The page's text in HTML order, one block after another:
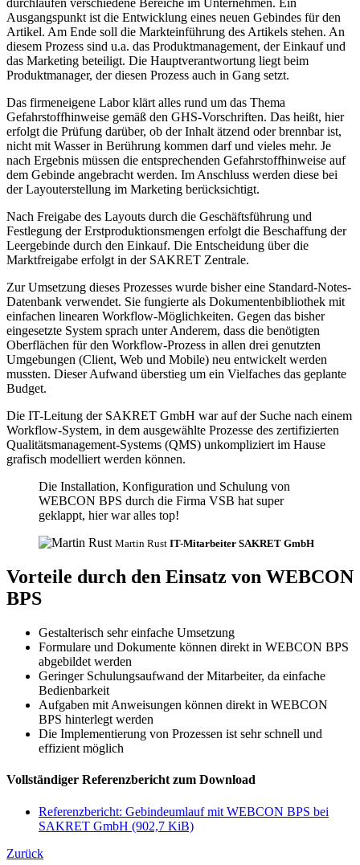
durchlaufen verschiedene Bereiche im Unternehmen. Ein
Ausgangspunkt ist die Entwicklung eines neuen Gebindes für den
Artikel. Am Ende soll die Markteinführung des Artikels stehen. An
diesem Prozess sind u.a. das Produktmanagement, der Einkauf und
das Marketing beteiligt. Die Hauptverantwortung liegt beim
Produktmanager, der diesen Prozess auch in Gang setzt.
Das firmeneigene Labor klärt alles rund um das Thema
Gefahrstoffhinweise gemäß den GHS-Vorschriften. Das heißt, hier
erfolgt die Prüfung darüber, ob der Inhalt ätzend oder brennbar ist,
nicht mit Wasser in Berührung kommen darf und vieles mehr. Je
nach Ergebnis müssen die entsprechenden Gefahrstoffhinweise auf
dem Gebinde angebracht werden. Im Anschluss werden diese bei
der Layouterstellung im Marketing berücksichtigt.
Nach Freigabe des Layouts durch die Geschäftsführung und
Festlegung der Erstproduktionsmengen erfolgt die Beschaffung der
Leergebinde durch den Einkauf. Die Entscheidung über die
Marktfreigabe erfolgt in der SAKRET Zentrale.
Zur Umsetzung dieses Prozesses wurde bisher eine Standard-Notes-
Datenbank verwendet. Sie fungierte als Dokumentenbibliothek mit
einfachen linearen Workflow-Möglichkeiten. Gegen das bisher
eingesetzte System sprach unter Anderem, dass die benötigten
Oberflächen für den Workflow-Prozess in allen drei genutzten
Umgebungen (Client, Web und Mobile) neu entwickelt werden
mussten. Dieser Aufwand überstieg um ein Vielfaches das geplante
Budget.
Die IT-Leitung der SAKRET GmbH war auf der Suche nach einem
Workflow-System, in dem ausgewählte Prozesse des zertifizierten
Qualitätsmanagement-Systems (QMS) unkompliziert im Hause
grafisch modelliert werden können.
Die Installation, Konfiguration und Schulung von
WEBCON BPS durch die Firma VSB hat super
geklappt, hier war alles top!
Martin Rust IT-Mitarbeiter SAKRET GmbH
Vorteile durch den Einsatz von WEBCON
BPS
Gestalterisch sehr einfache Umsetzung
Formulare und Dokumente können direkt in WEBCON BPS
abgebildet werden
Geringer Schulungsaufwand der Mitarbeiter, da einfache
Bedienbarkeit
Aufgaben mit Anweisungen können direkt in WEBCON
BPS hinterlegt werden
Die Implementierung von Prozessen ist sehr schnell und
effizient möglich
Vollständiger Referenzbericht zum Download
Referenzbericht: Gebindeumlauf mit WEBCON BPS bei
SAKRET GmbH (902,7 KiB)
Zurück